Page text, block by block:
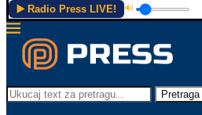
▶️ Radio Press LIVE! 🔊
Pretraga